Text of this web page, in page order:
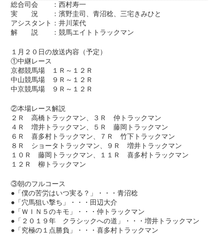
総合司会 ：西村寿一
実 況 ：濱野圭司、青沼稔、三宅きみひと
アシスタント：井川茉代
解 説 ：競馬エイトトラックマン
１月２０日の放送内容（予定）
①中継レース
京都競馬場 １Ｒ～１２Ｒ
中山競馬場 ９Ｒ～１２Ｒ
中京競馬場 ９Ｒ～１２Ｒ
②本場レース解説
２Ｒ 高橋トラックマン、３Ｒ 仲トラックマン
４Ｒ 増井トラックマン、５Ｒ 藤岡トラックマン
６Ｒ 喜多村トラックマン、７Ｒ 竹下トラックマン
８Ｒ ショータトラックマン、９Ｒ 増井トラックマン
１０Ｒ 藤岡トラックマン、１１Ｒ 喜多村トラックマン
１２Ｒ 柳トラックマン
③朝のフルコース
●「僕の苦労はいつ実る？」・・・青沼稔
●「穴馬狙い撃ち」・・・田辺大介
●「ＷＩＮ５のキモ」・・・仲トラックマン
●「２０１９年 クラシックへの道」・・・増井トラックマン
●「究極の１点勝負」・・・喜多村トラックマン